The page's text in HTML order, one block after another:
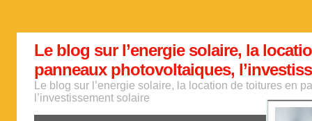
Le blog sur l’energie solaire, la
panneaux photovoltaiques,
Le blog sur l’energie solaire, la location de toitures en
l’investissement solaire